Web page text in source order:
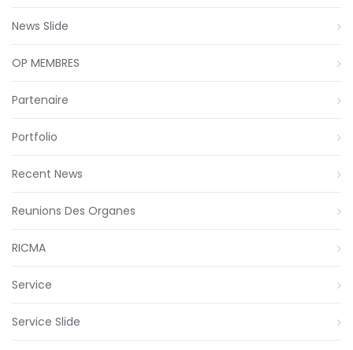
News Slide
OP MEMBRES
Partenaire
Portfolio
Recent News
Reunions Des Organes
RICMA
Service
Service Slide